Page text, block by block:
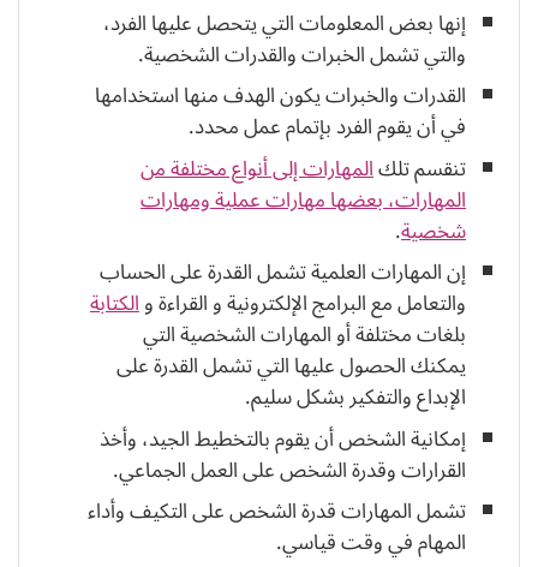
إنها بعض المعلومات التي يتحصل عليها الفرد،
والتي تشمل الخبرات والقدرات الشخصية.
القدرات والخبرات يكون الهدف منها استخدامها
في أن يقوم الفرد بإتمام عمل محدد.
تنقسم تلكالمهارات إلى أنواع مختلفة من
المهارات، بعضها مهارات عملية ومهارات
شخصية.
إن المهارات العلمية تشمل القدرة على الحساب
والتعامل مع البرامج الإلكترونية و القراءة والكتابة
بلغات مختلفة أو المهارات الشخصية التي
يمكنك الحصول عليها التي تشمل القدرة على
الإبداع والتفكير بشكل سليم.
إمكانية الشخص أن يقوم بالتخطيط الجيد، وأخذ
القرارات وقدرة الشخص على العمل الجماعي.
تشمل المهارات قدرة الشخص على التكيف وأداء
المهام في وقت قياسي.